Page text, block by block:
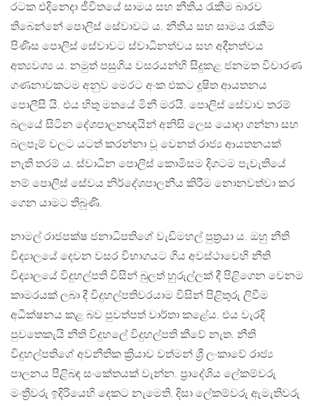
රටක එදිනෙදා ජීවිතයේ සාමය සහ නීතිය රැකීම බාරව
තිබෙන්නේ පොලිස් සේවාවට ය. නීතිය සහ සාමය රැකීම
පිණිස පොලිස් සේවාවට ස්වාධිනත්වය සහ අදීනත්වය
අත්‍යවශ්‍ය ය. නමුත් පසුගිය වසරයන්හි සිදුකළ ජනමත විචාරණ
ගණනාවකටම අනුව මෙරට අංක එකට දූෂිත ආයතනය
පොලීසි යි. එය හිතු මතයේ මිනී මරයි. පොලිස් සේවාව තරම්
බලයේ සිටින දේශපාලනඥයින් අනිසි ලෙස යොදා ගන්නා සහ
බලපෑම් වලට යටත් කරන්නා වූ වෙනත් රාජ්‍ය ආයතනයක්
නැති තරම් ය. ස්වාධීන පොලිස් කොමිසම දිගටම පැවැතියේ
නම් පොලිස් සේවය නිර්දේශපාලනීය කිරීම නොනවත්වා කර
ගෙන යාමට තිබුණි.
නාමල් රාජපක්ෂ ජනාධිපතිගේ වැඩිමහල් පුත්‍රයා ය. ඔහු නීති
විද්‍යාලයේ දෙවන වසර විභාගයට ගිය අවස්ථාවෙහි නීති
විද්‍යාලයේ විදුහල්පති විසින් බුලත් හුරුල්ලක් දී පිළිගෙන වෙනම
කාමරයක් ලබා දී විදුහල්පතිවරයාම විසින් පිළිතුරු ලිවීම
අධීක්ෂනය කළ බව පුවත්පත් වාර්තා කළේය. එය වැරදි
පුවතෙකැයි නීති විදුහලේ විදුහල්පති කීවේ නැත. නීති
විදුහල්පතිගේ අවනීතික ක්‍රියාව වත්මන් ශ්‍රී ලංකාවේ රාජ්‍ය
පාලනය පිළිබඳ සංකේතයක් වැන්න. ප්‍රාදේශිය ලේකම්වරු
මංත්‍රීවරු ඉදිරියෙහි දෙකට නැමෙති. දිසා ලේකම්වරු ඇමැතිවරු